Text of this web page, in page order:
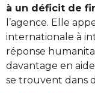
à un déficit de
l’agence. Elle
internationale à
réponse
davantage en
se trouvent dans